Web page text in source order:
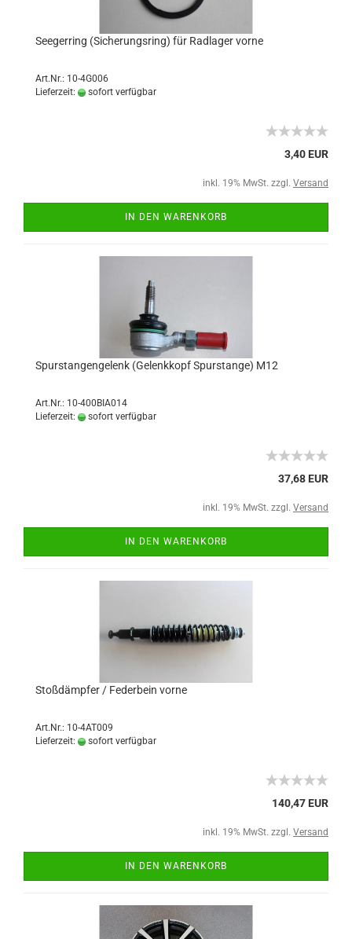
Seegerring (Sicherungsring) für Radlager vorne
Art.Nr.: 10-4G006
Lieferzeit:
sofort verfügbar
3,40 EUR
inkl. 19% MwSt. zzgl. Versand
IN DEN WARENKORB
Spurstangengelenk (Gelenkkopf Spurstange) M12
Art.Nr.: 10-400BIA014
Lieferzeit:
sofort verfügbar
37,68 EUR
inkl. 19% MwSt. zzgl. Versand
IN DEN WARENKORB
Stoßdämpfer / Federbein vorne
Art.Nr.: 10-4AT009
Lieferzeit:
sofort verfügbar
140,47 EUR
inkl. 19% MwSt. zzgl. Versand
IN DEN WARENKORB